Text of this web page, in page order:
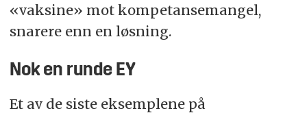
«vaksine» mot kompetansemangel,
snarere enn en løsning.
Nok en runde EY
Et av de siste eksemplene på